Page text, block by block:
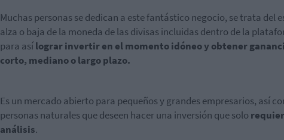
Muchas personas se dedican a este fantástico negocio, se trata del
alza o baja de la moneda de las divisas incluidas dentro de la
para asílograr invertir en el momento idóneo y obtener
corto, mediano o largo plazo.
Es un mercado abierto para pequeños y grandes empresarios, así
personas naturales que deseen hacer una inversión que solo
análisis.